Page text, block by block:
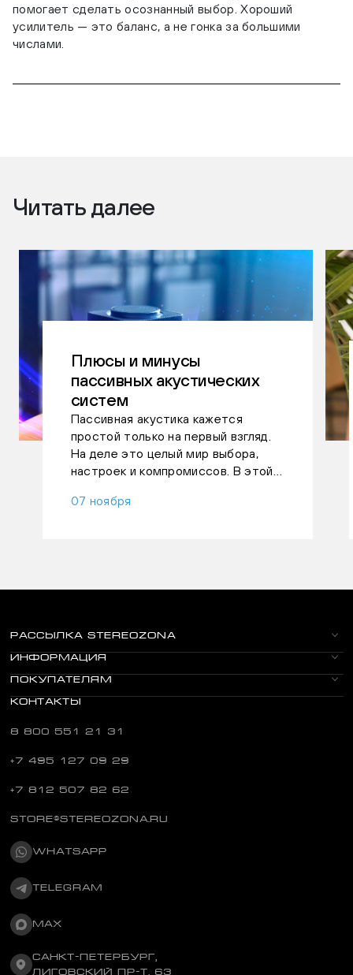
помогает сделать осознанный выбор. Хороший
усилитель — это баланс, а не гонка за большими
числами.
Читать далее
Плюсы и минусы
пассивных акустических
систем
Пассивная акустика кажется
простой только на первый взгляд.
На деле это целый мир выбора,
настроек и компромиссов. В этой
колонки до сих пор любят и
почему пассивные системы часто
07 ноября
РАССЫЛКА STEREOZONA
ИНФОРМАЦИЯ
ПОКУПАТЕЛЯМ
КОНТАКТЫ
8 800 551 21 31
+7 495 127 09 29
+7 812 507 82 62
STORE@STEREOZONA.RU
WHATSAPP
TELEGRAM
MAX
САНКТ-ПЕТЕРБУРГ,
ЛИГОВСКИЙ ПР-Т, 63